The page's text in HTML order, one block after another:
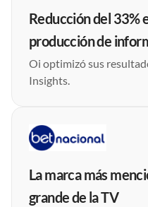
Reducción del 33%
producción de
Oi optimizó sus
Insights.
La marca más
grande de la TV